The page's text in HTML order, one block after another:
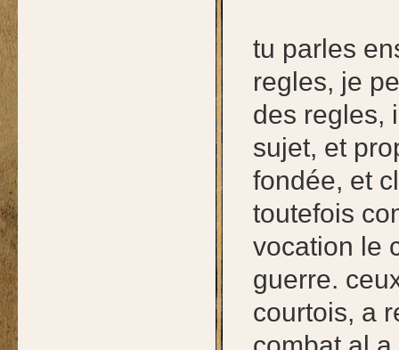
tu parles
regles, je
des regles,
sujet, et
fondée, et
toutefois
vocation le
guerre.
courtois, a